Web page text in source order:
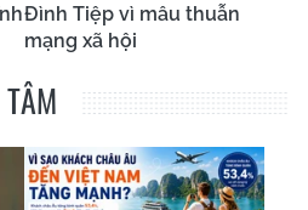
Đình Tiệp vì mâu thuẫn
mạng xã hội